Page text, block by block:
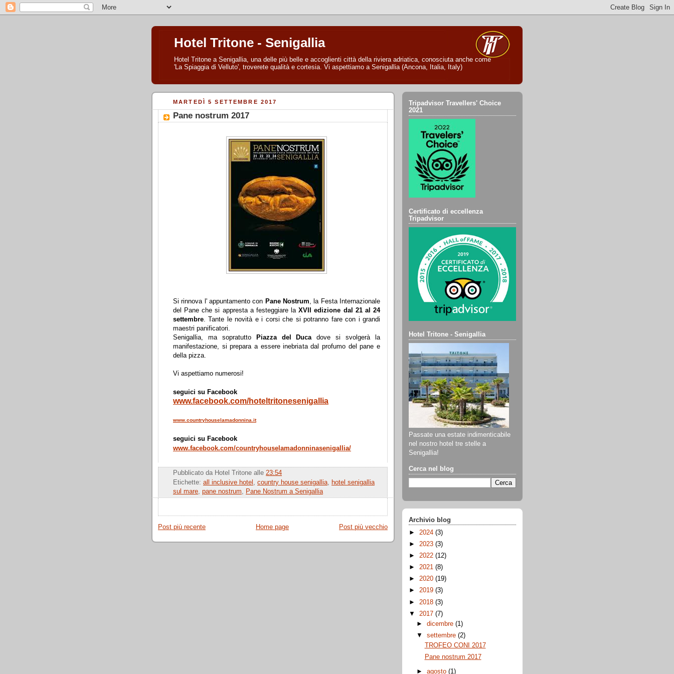
Hotel Tritone - Senigallia
Hotel Tritone a Senigallia, una delle più belle e accoglienti città della riviera adriatica, conosciuta anche come
'La Spiaggia di Velluto', troverete qualità e cortesia. Vi aspettiamo a Senigallia (Ancona, Italia, Italy)
MARTEDÌ 5 SETTEMBRE 2017
Pane nostrum 2017
Si rinnova l' appuntamento con Pane Nostrum , la Festa Internazionale
del Pane che si appresta a festeggiare laXVII edizione dal 21 al 24
settembre . Tante le novità e i corsi che si potranno fare con i grandi
maestri panificatori.
Senigallia, ma sopratuttoPiazza del Ducadove si svolgerà la
manifestazione, si prepara a essere inebriata dal profumo del pane e
della pizza.
Vi aspettiamo numerosi!
seguici su Facebook
www.facebook.com/hoteltritonesenigallia
www.countryhouselamadonnina.it
seguici su Facebook
www.facebook.com/countryhouselamadonninasenigallia/
Pubblicato da Hotel Tritone alle 23:54
Etichette: all inclusive hotel , country house senigallia, hotel senigallia
sul mare, pane nostrum, Pane Nostrum a Senigallia
Post più recente Post più vecchio
Home page
Tripadvisor Travellers' Choice
2021
Certificato di eccellenza
Tripadvisor
Hotel Tritone - Senigallia
Passate una estate indimenticabile
nel nostro hotel tre stelle a
Senigallia!
Cerca nel blog
Archivio blog
► 2024 (3)
► 2023 (3)
► 2022 (12)
► 2021 (8)
► 2020 (19)
► 2019 (3)
► 2018 (3)
▼ 2017 (7)
►dicembre(1)
▼settembre(2)
TROFEO CONI 2017
Pane nostrum 2017
►agosto(1)